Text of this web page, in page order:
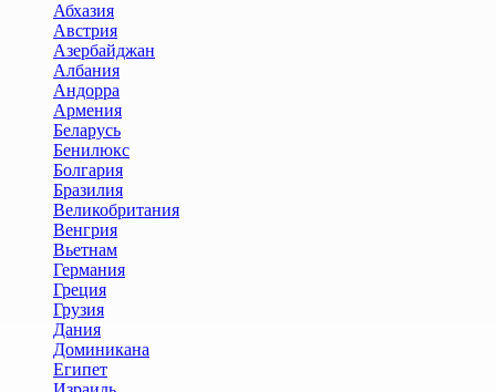
Абхазия
Австрия
Азербайджан
Албания
Андорра
Армения
Беларусь
Бенилюкс
Болгария
Бразилия
Великобритания
Венгрия
Вьетнам
Германия
Греция
Грузия
Дания
Доминикана
Египет